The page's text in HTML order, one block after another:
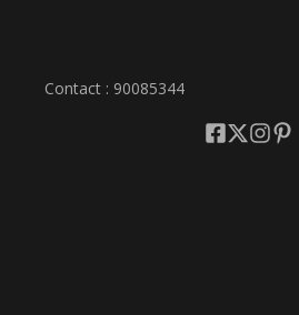
Contact : 90085344